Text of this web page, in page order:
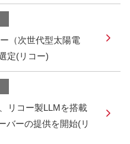
（次世代型太陽電
定(リコー)
リコー製LLMを搭載
バーの提供を開始(リ